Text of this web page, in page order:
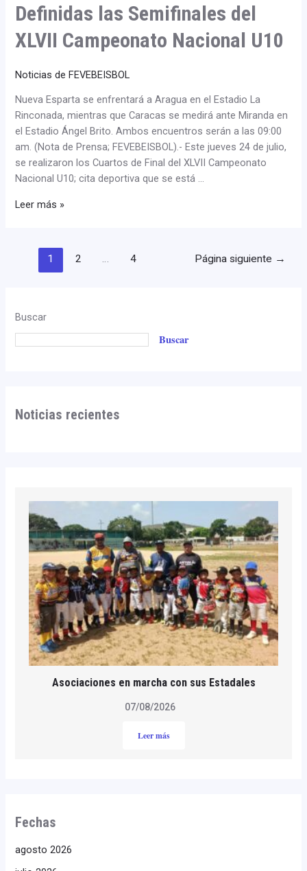
Definidas las Semifinales del
XLVII Campeonato Nacional U10
Noticias de FEVEBEISBOL
Nueva Esparta se enfrentará a Aragua en el Estadio La
Rinconada, mientras que Caracas se medirá ante Miranda en
el Estadio Ángel Brito. Ambos encuentros serán a las 09:00
am. (Nota de Prensa; FEVEBEISBOL).- Este jueves 24 de julio,
se realizaron los Cuartos de Final del XLVII Campeonato
Nacional U10; cita deportiva que se está …
Leer más »
1 2 … 4 Página siguiente →
Buscar
Buscar
Noticias recientes
Asociaciones en marcha con sus Estadales
07/08/2026
Leer más
Fechas
agosto 2026